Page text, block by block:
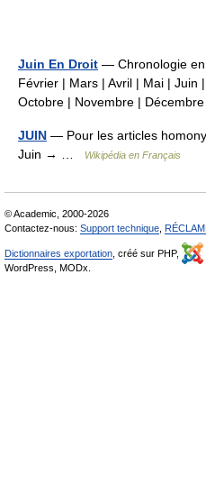
Juin En Droit — Chronologie en
Février | Mars | Avril | Mai | Juin
Octobre | Novembre |
JUIN — Pour les articles
Juin → …
Wikipédia en Français
© Academic, 2000-2026
Contactez-nous: Support technique
Dictionnaires exportation , créé sur PHP,
WordPress, MODx.